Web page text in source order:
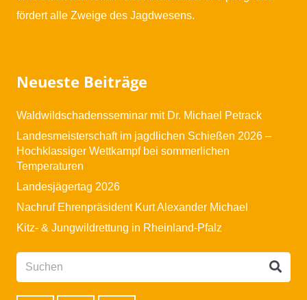
fördert alle Zweige des Jagdwesens.
Neueste Beiträge
Waldwildschadensseminar mit Dr. Michael Petrack
Landesmeisterschaft im jagdlichen Schießen 2026 –
Hochklassiger Wettkampf bei sommerlichen
Temperaturen
Landesjägertag 2026
Nachruf Ehrenpräsident Kurt Alexander Michael
Kitz- & Jungwildrettung in Rheinland-Pfalz